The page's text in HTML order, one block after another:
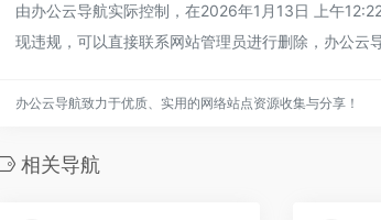
由办公云导航实际控制，在2026年1月13日 上午
现违规，可以直接联系网站管理员进行删除，办公云
办公云导航致力于优质、实用的网络站点资源收集与分享！
相关导航